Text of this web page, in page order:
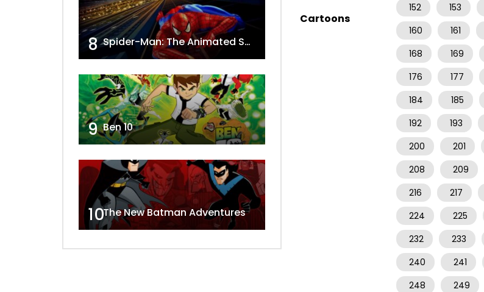
Cartoons
152
153
160
161
168
169
176
177
184
185
192
193
200
201
208
209
216
217
224
225
232
233
240
241
248
249
8 Spider-Man: The Animated Series
9 Ben 10
10The New Batman Adventures